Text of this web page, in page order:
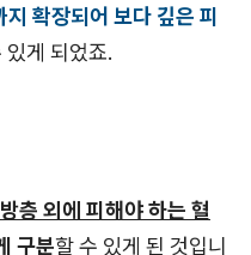
확장되어 보다 깊은 피
게 되었죠.
층 외에 피해야 하는 혈
구분할 수 있게 된 것입니